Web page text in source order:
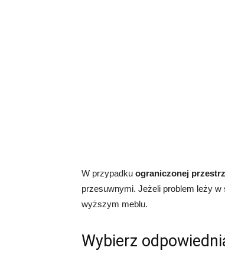
W przypadku ograniczonej
przesuwnymi. Jeżeli problem leży
wyższym meblu.
Wybierz